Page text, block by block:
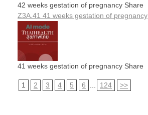
42 weeks gestation of pregnancy Share
Z3A.41 41 weeks gestation of pregnancy
41 weeks gestation of pregnancy Share
1 2 3 4 5 6 124 >>